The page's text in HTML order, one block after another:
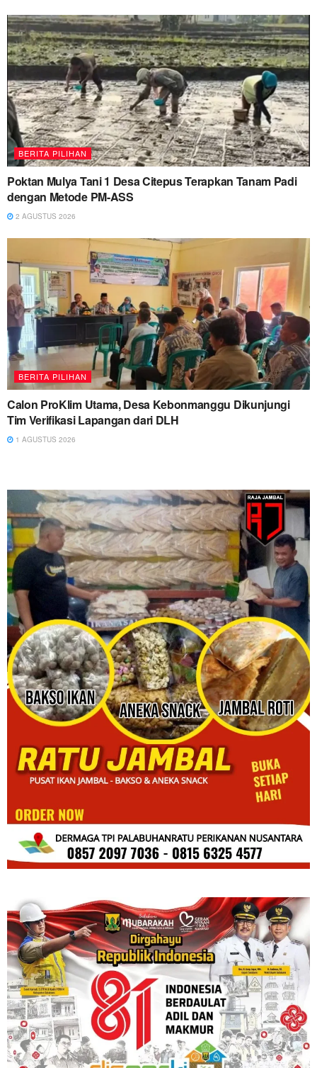
BERITA PILIHAN
Poktan Mulya Tani 1 Desa Citepus Terapkan Tanam Padi
dengan Metode PM-ASS
2 AGUSTUS 2026
BERITA PILIHAN
Calon ProKlim Utama, Desa Kebonmanggu Dikunjungi
Tim Verifikasi Lapangan dari DLH
1 AGUSTUS 2026